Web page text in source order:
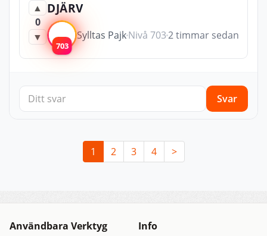
▲
0
▼
DJÄRV
703
Sylltas PajkNivå 7032 timmar sedan
Svar
1 2 3 4 >
Användbara Verktyg Info